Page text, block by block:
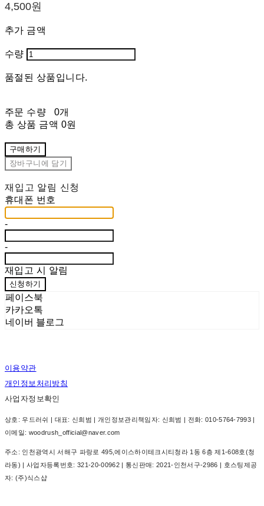
4,500원
추가 금액
수량
품절된 상품입니다.
주문 수량
0개
총 상품 금액 0원
구매하기
장바구니에 담기
재입고 알림 신청
휴대폰 번호
-
-
재입고 시 알림
신청하기
페이스북
카카오톡
네이버 블로그
이용약관
개인정보처리방침
사업자정보확인
상호: 우드러쉬 | 대표: 신희범 | 개인정보관리책임자: 신희범 | 전화: 010-5764-7993 |
이메일: woodrush_official@naver.com
주소: 인천광역시 서해구 파랑로 495,에이스하이테크시티청라 1동 6층 제1-608호(청
라동) | 사업자등록번호: 321-20-00962| 통신판매: 2021-인천서구-2986 | 호스팅제공
자: (주)식스샵